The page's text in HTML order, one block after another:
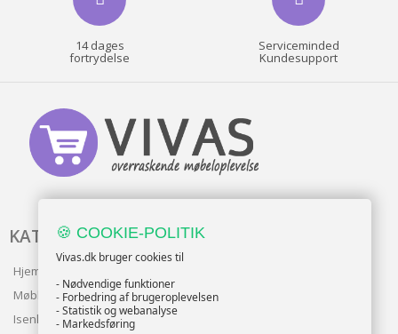
14 dages
fortrydelse
Serviceminded
Kundesupport
KATALOG
Hjem & Have
Møbler
Isenkram
🍪 COOKIE-POLITIK
Vivas.dk bruger cookies til
- Nødvendige funktioner
- Forbedring af brugeroplevelsen
- Statistik og webanalyse
- Markedsføring